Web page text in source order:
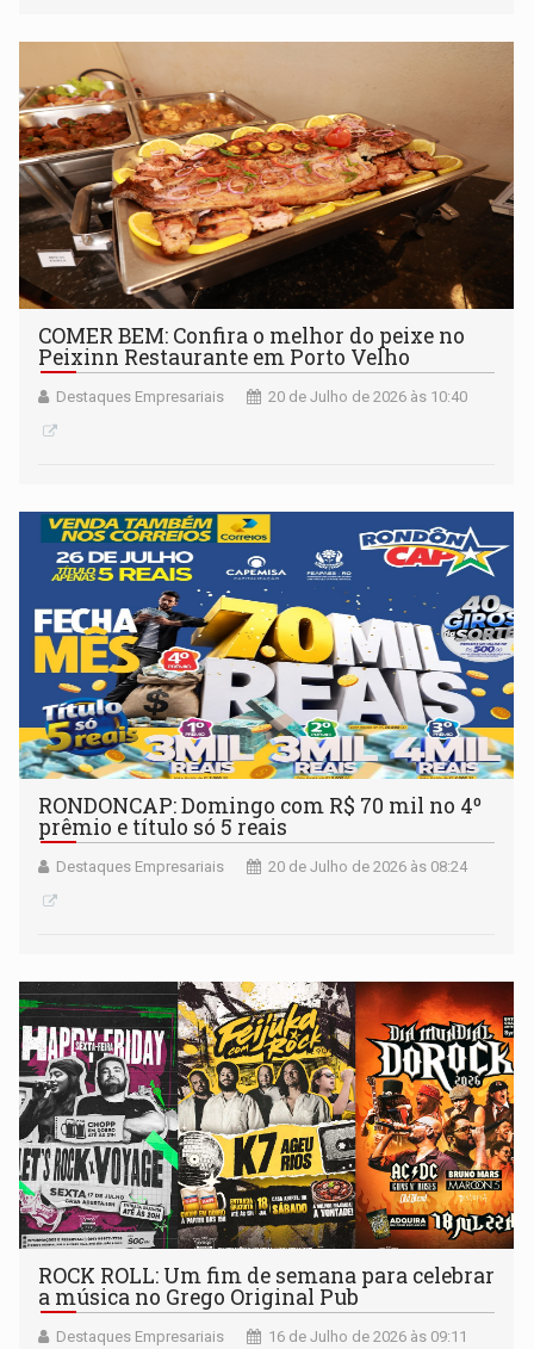
COMER BEM: Confira o melhor do peixe no
Peixinn Restaurante em Porto Velho
Destaques Empresariais 20 de Julho de 2026 às 10:40
RONDONCAP: Domingo com R$ 70 mil no 4º
prêmio e título só 5 reais
Destaques Empresariais 20 de Julho de 2026 às 08:24
ROCK ROLL: Um fim de semana para celebrar
a música no Grego Original Pub
Destaques Empresariais 16 de Julho de 2026 às 09:11